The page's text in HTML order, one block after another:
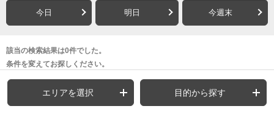
今日 明日 今週末
該当の検索結果は0件でした。
条件を変えてお探しください。
エリアを選択 目的から探す